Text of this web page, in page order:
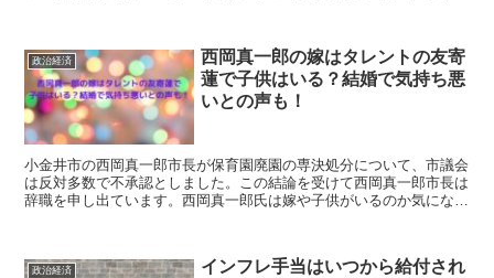
政治経済
西岡真一郎の嫁はタレントの友寄
蓮で子供はいる？結婚で気持ち悪
いとの声も！
小金井市の西岡真一郎市長が保育園廃園の専決処分について、市議会
は反対多数で不承認としました。この結論を受けて西岡真一郎市長は
辞職を申し出ています。西岡真一郎氏は嫁や子供がいるのか気になる
政治経済
インフレ手当はいつから給付され